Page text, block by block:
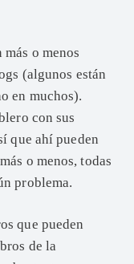
más o menos
(algunos están
en muchos).
con sus
que ahí pueden
o menos, todas
problema.
que pueden
de la